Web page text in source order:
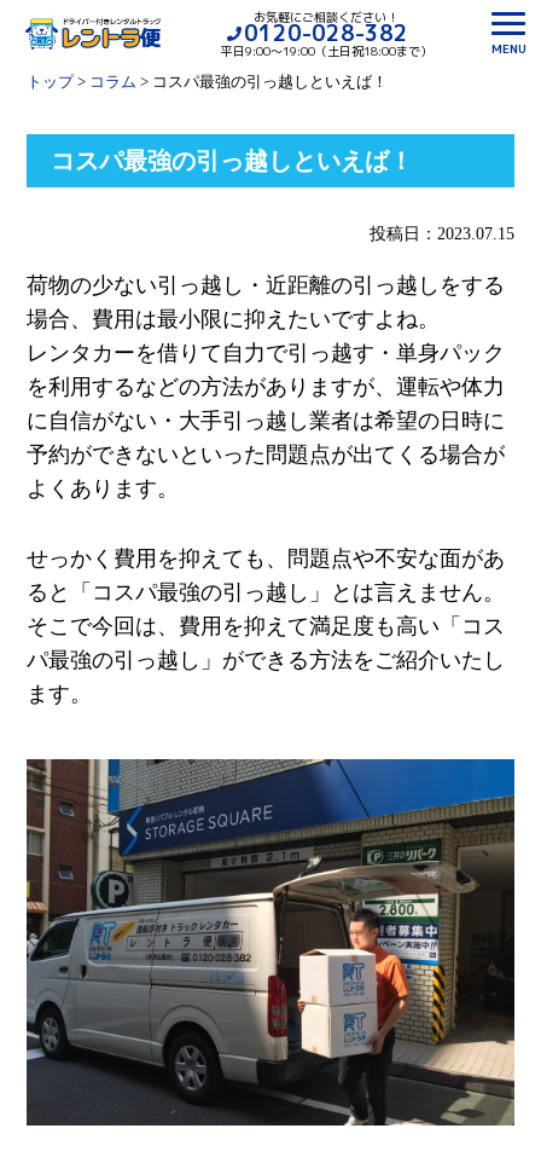
お気軽にご相談ください！
0120-028-382
平日9:00〜19:00（土日祝18:00まで）
MENU
トップ> コラム > コスパ最強の引っ越しといえば！
コスパ最強の引っ越しといえば！
投稿日：2023.07.15
荷物の少ない引っ越し・近距離の引っ越しをする
場合、費用は最小限に抑えたいですよね。
レンタカーを借りて自力で引っ越す・単身パック
を利用するなどの方法がありますが、運転や体力
に自信がない・大手引っ越し業者は希望の日時に
予約ができないといった問題点が出てくる場合が
よくあります。
せっかく費用を抑えても、問題点や不安な面があ
ると「コスパ最強の引っ越し」とは言えません。
そこで今回は、費用を抑えて満足度も高い「コス
パ最強の引っ越し」ができる方法をご紹介いたし
ます。